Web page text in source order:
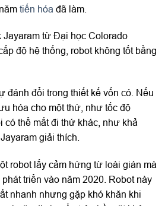
tiến hóa đã làm.
Jayaram từ Đại học Colorado
độ hệ thống, robot không tốt bằng
đánh đổi trong thiết kế vốn có. Nếu
hóa cho một thứ, như tốc độ
có thể mất đi thứ khác, như khả
giải thích.
robot lấy cảm hứng từ loài gián mà
triển vào năm 2020. Robot này
nhanh nhưng gặp khó khăn khi